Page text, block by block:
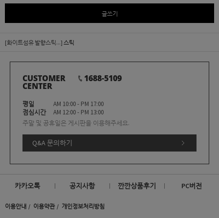
글쓰기
[화이트섬유 발향스틱...] 스틱
CUSTOMER
CENTER
1688-5109
평일
AM 10:00 - PM 17:00
점심시간
AM 12:00 - PM 13:00
주말 및 공휴일은 게시판을 이용해주세요.
Q&A 문의하기
카카오톡 공지사항 깐깐상품후기 PC버전
이용안내 이용약관 개인정보처리방침